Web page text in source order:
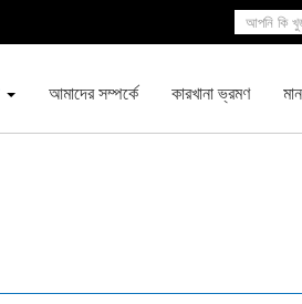
আমাদের সম্পর্কে কারখানা ভ্রমণ